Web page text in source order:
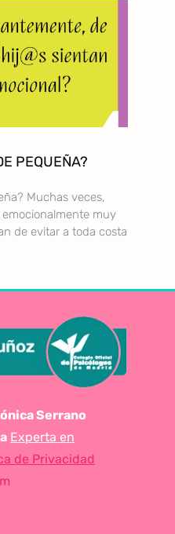
PEQUEÑA?
Muchas veces,
muy
de evitar a toda costa
Serrano
Experta en
de Privacidad